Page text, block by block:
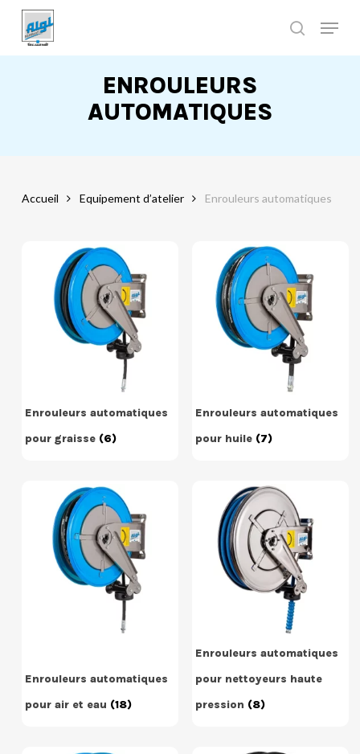
main
ENROULEURS
AUTOMATIQUES
Accueil Equipement d’atelier Enrouleurs automatiques
Enrouleurs automatiques
pour graisse (6)
Enrouleurs automatiques
pour huile (7)
Enrouleurs automatiques
pour air et eau (18)
Enrouleurs automatiques
pour nettoyeurs haute
pression (8)